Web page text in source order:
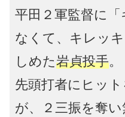
平田２軍監督に
なくて、キレッ
しめた岩貞投手。
先頭打者にヒッ
が、２三振を奪い